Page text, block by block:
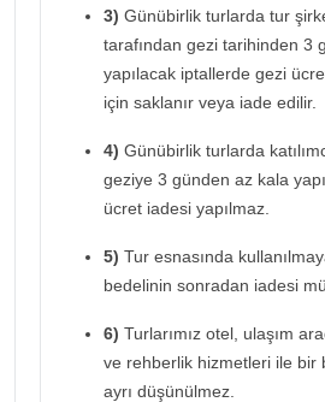
3) Günübirlik turlarda tur
tarafından gezi tarihinden 3
yapılacak iptallerde gezi
için saklanır veya iade edilir.
4) Günübirlik turlarda
geziye 3 günden az kala
ücret iadesi yapılmaz.
5) Tur esnasında
bedelinin sonradan iadesi
6) Turlarımız otel, ulaşım
ve rehberlik hizmetleri ile bir
ayrı düşünülmez.